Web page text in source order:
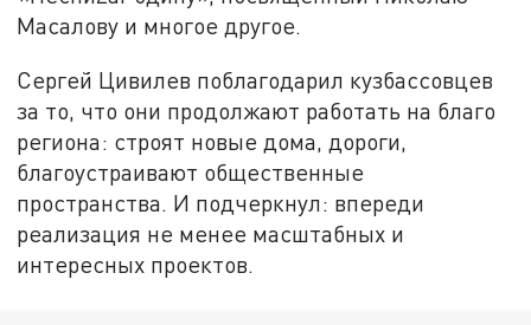
Масалову и многое другое.
Сергей Цивилев поблагодарил кузбассовцев
за то, что они продолжают работать на благо
региона: строят новые дома, дороги,
благоустраивают общественные
пространства. И подчеркнул: впереди
реализация не менее масштабных и
интересных проектов.